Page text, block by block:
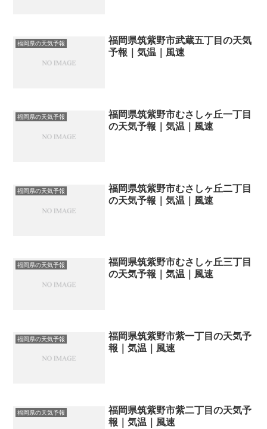
福岡県の天気予報
福岡県筑紫野市武蔵五丁目の天気
予報｜気温｜風速
福岡県の天気予報
福岡県筑紫野市むさしヶ丘一丁目
の天気予報｜気温｜風速
福岡県の天気予報
福岡県筑紫野市むさしヶ丘二丁目
の天気予報｜気温｜風速
福岡県の天気予報
福岡県筑紫野市むさしヶ丘三丁目
の天気予報｜気温｜風速
福岡県の天気予報
福岡県筑紫野市紫一丁目の天気予
報｜気温｜風速
福岡県の天気予報
福岡県筑紫野市紫二丁目の天気予
報｜気温｜風速